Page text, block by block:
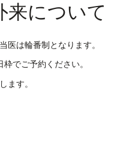
来について
医は輪番制となります。
でご予約ください。
ます。